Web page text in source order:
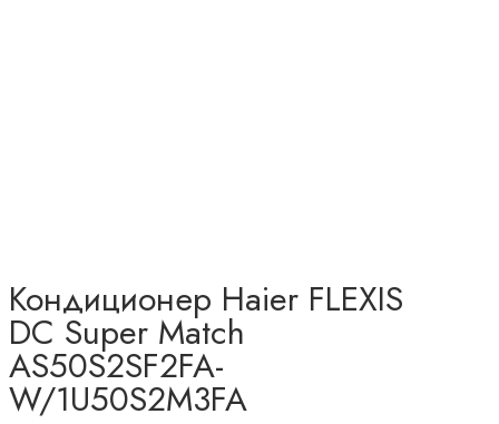
Кондиционер Haier FLEXIS
DC Super Match
AS50S2SF2FA-
W/1U50S2M3FA